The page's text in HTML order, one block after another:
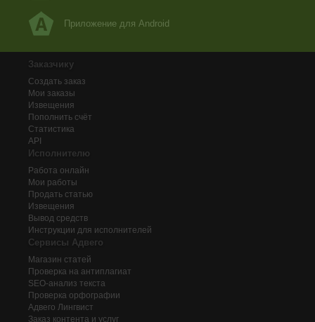
Приложение для Android
Заказчику
Создать заказ
Мои заказы
Извещения
Пополнить счёт
Статистика
API
Исполнителю
Работа онлайн
Мои работы
Продать статью
Извещения
Вывод средств
Инструкции для исполнителей
Сервисы Адвего
Магазин статей
Проверка на антиплагиат
SEO-анализ текста
Проверка орфографии
Адвего Лингвист
Заказ контента и услуг